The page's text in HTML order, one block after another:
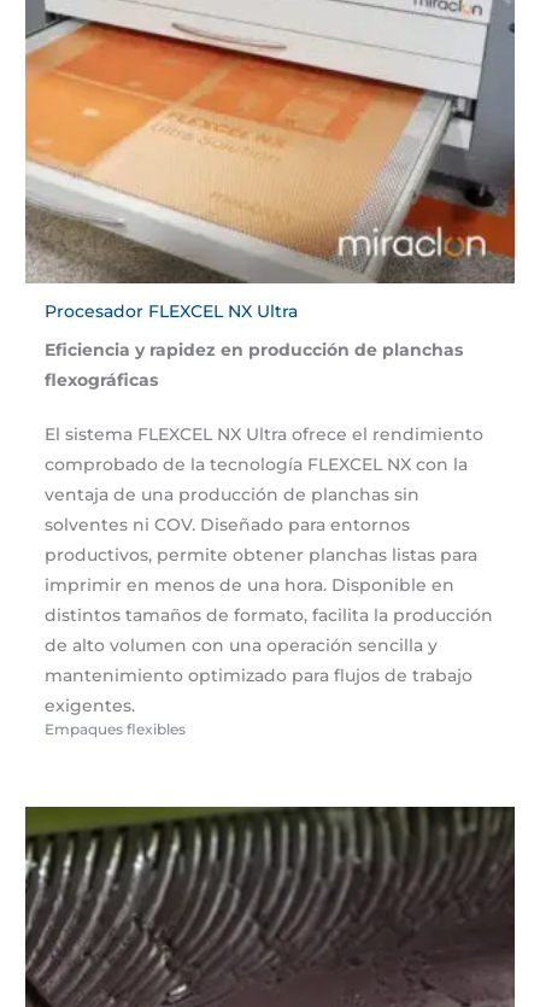
Procesador FLEXCEL NX Ultra
Eficiencia y rapidez en producción de planchas
flexográficas
El sistema FLEXCEL NX Ultra ofrece el rendimiento
comprobado de la tecnología FLEXCEL NX con la
ventaja de una producción de planchas sin
solventes ni COV. Diseñado para entornos
productivos, permite obtener planchas listas para
imprimir en menos de una hora. Disponible en
distintos tamaños de formato, facilita la producción
de alto volumen con una operación sencilla y
mantenimiento optimizado para flujos de trabajo
exigentes.
Empaques flexibles